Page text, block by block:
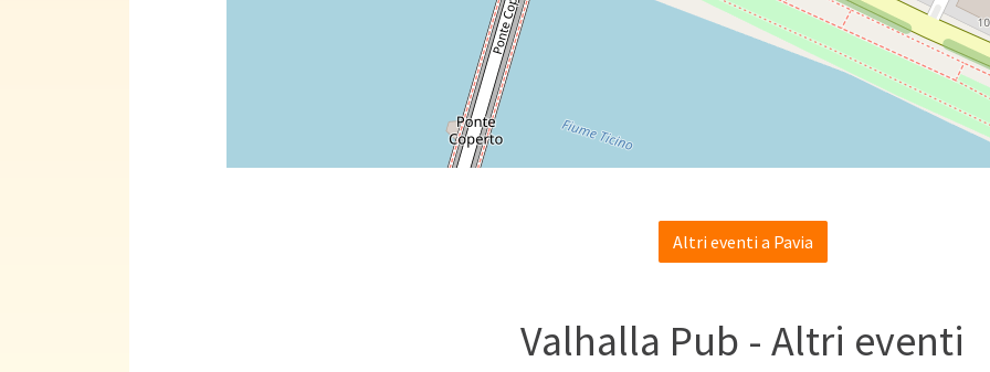
Altri eventi a Pavia
Valhalla Pub - Altri eventi
Dottor ChatGPT?